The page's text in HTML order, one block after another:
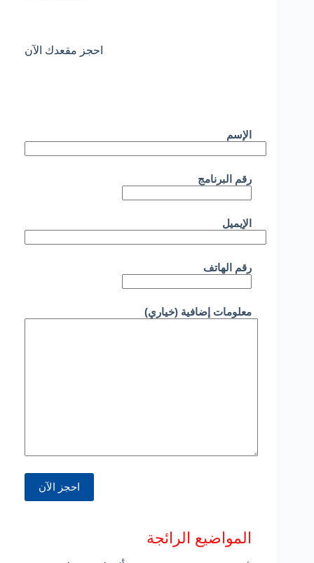
احجز مقعدك الآن
الإسم
رقم البرنامج
الإيميل
رقم الهاتف
معلومات إضافية (خياري)
المواضيع الرائجة